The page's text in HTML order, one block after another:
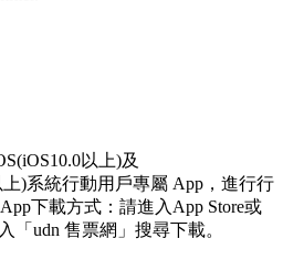
以上)及
上)系統行動用戶專屬 App，進行行
下載方式：請進入App Store或
「udn 售票網」搜尋下載。